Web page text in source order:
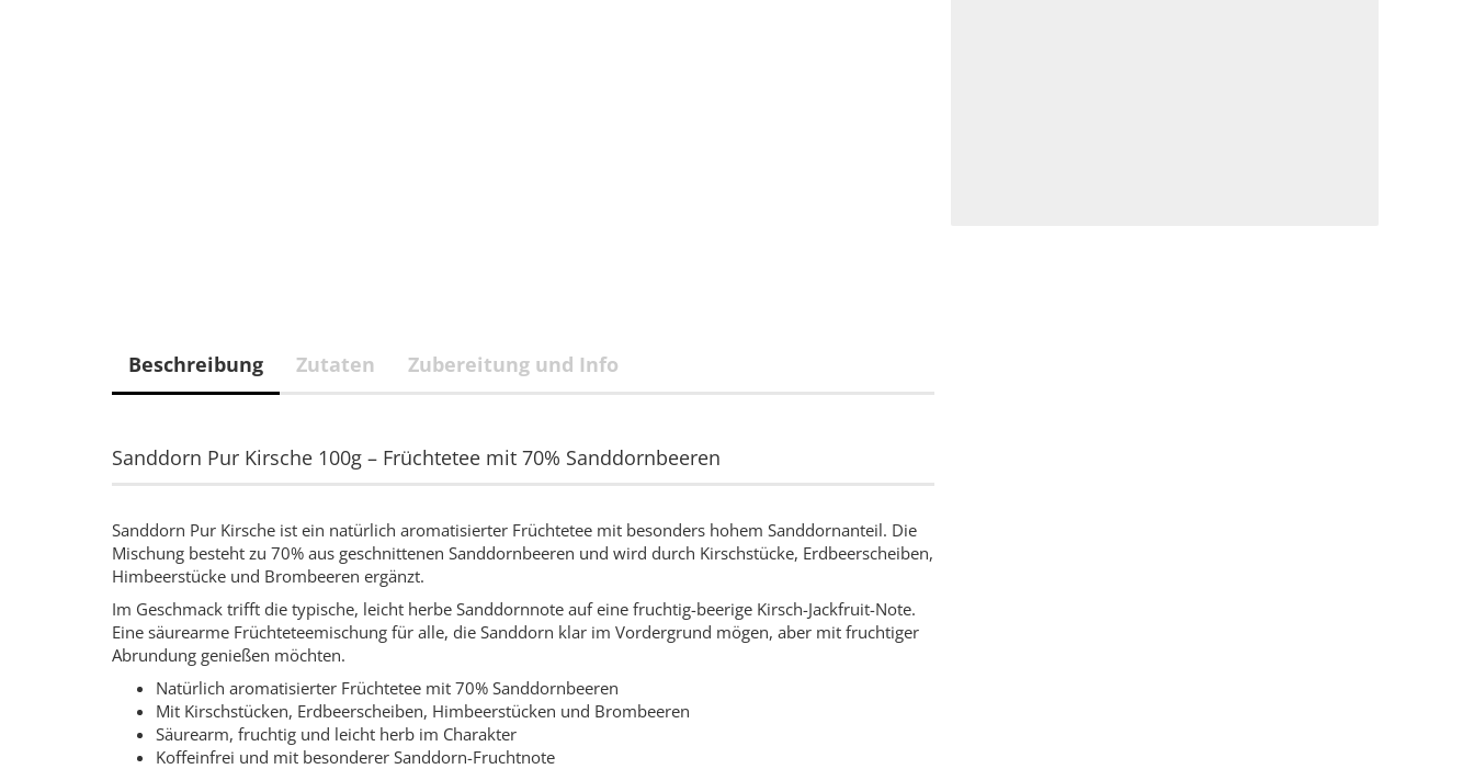
Beschreibung Zutaten Zubereitung und Info
Sanddorn Pur Kirsche 100g – Früchtetee mit 70% Sanddornbeeren
Sanddorn Pur Kirsche ist ein natürlich aromatisierter Früchtetee mit besonders hohem Sanddornanteil. Die
Mischung besteht zu 70% aus geschnittenen Sanddornbeeren und wird durch Kirschstücke, Erdbeerscheiben,
Himbeerstücke und Brombeeren ergänzt.
Im Geschmack trifft die typische, leicht herbe Sanddornnote auf eine fruchtig-beerige Kirsch-Jackfruit-Note.
Eine säurearme Früchteteemischung für alle, die Sanddorn klar im Vordergrund mögen, aber mit fruchtiger
Abrundung genießen möchten.
Natürlich aromatisierter Früchtetee mit 70% Sanddornbeeren
Mit Kirschstücken, Erdbeerscheiben, Himbeerstücken und Brombeeren
Säurearm, fruchtig und leicht herb im Charakter
Koffeinfrei und mit besonderer Sanddorn-Fruchtnote